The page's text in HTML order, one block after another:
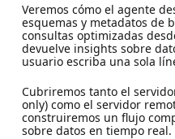
Veremos cómo el agente
esquemas y metadatos de
consultas optimizadas
devuelve insights sobre
usuario escriba una sola
Cubriremos tanto el
only) como el servidor
construiremos un flujo
sobre datos en tiempo real.